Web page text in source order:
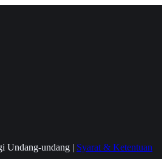
Undang-undang | Syarat & Ketentuan